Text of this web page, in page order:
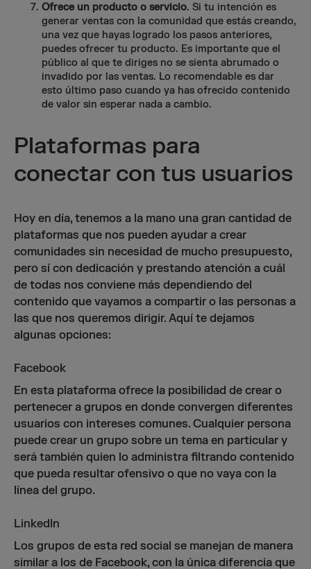
Ofrece un producto o servicio. Si tu intención es
generar ventas con la comunidad que estás creando,
una vez que hayas logrado los pasos anteriores,
puedes ofrecer tu producto. Es importante que el
público al que te diriges no se sienta abrumado o
invadido por las ventas. Lo recomendable es dar
esto último paso cuando ya has ofrecido contenido
de valor sin esperar nada a cambio.
Plataformas para
conectar con tus usuarios
Hoy en día, tenemos a la mano una gran cantidad de
plataformas que nos pueden ayudar a crear
comunidades sin necesidad de mucho presupuesto,
pero sí con dedicación y prestando atención a cuál
de todas nos conviene más dependiendo del
contenido que vayamos a compartir o las personas a
las que nos queremos dirigir. Aquí te dejamos
algunas opciones:
Facebook
En esta plataforma ofrece la posibilidad de crear o
pertenecer a grupos en donde convergen diferentes
usuarios con intereses comunes. Cualquier persona
puede crear un grupo sobre un tema en particular y
será también quien lo administra filtrando contenido
que pueda resultar ofensivo o que no vaya con la
línea del grupo.
LinkedIn
Los grupos de esta red social se manejan de manera
similar a los de Facebook, con la única diferencia que